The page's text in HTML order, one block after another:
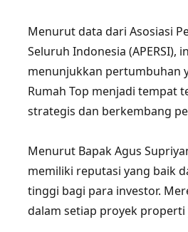
Menurut data dari Asosiasi
Seluruh Indonesia
menunjukkan pertumbuhan
Rumah Top menjadi tempat
strategis dan berkembang
Menurut Bapak Agus
memiliki reputasi yang baik
tinggi bagi para investor.
dalam setiap proyek properti